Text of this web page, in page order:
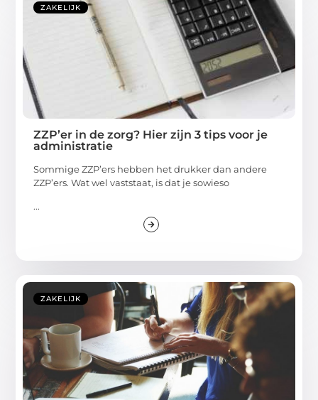
ZAKELIJK
ZZP’er in de zorg? Hier zijn 3 tips voor je
administratie
Sommige ZZP’ers hebben het drukker dan andere
ZZP’ers. Wat wel vaststaat, is dat je sowieso
...
ZAKELIJK